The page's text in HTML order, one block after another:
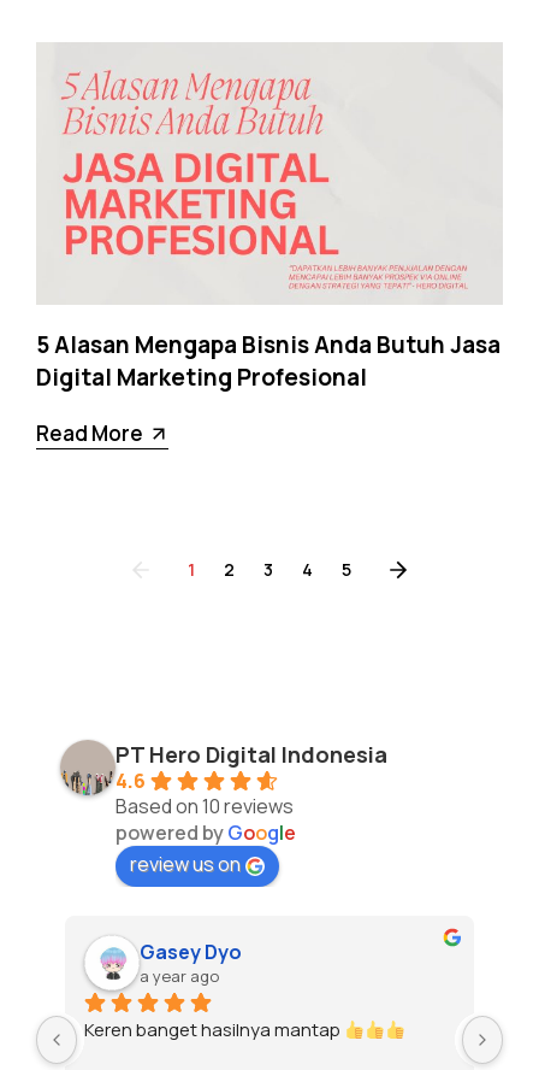
5 Alasan Mengapa Bisnis Anda Butuh Jasa
Digital Marketing Profesional
Read More
1 2 3 4 5
PT Hero Digital Indonesia
4.6
Based on 10 reviews
powered byGoogle
review us on
Gasey Dyo
a year ago
Keren banget hasilnya mantap